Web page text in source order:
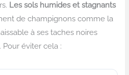
Les sols humides et stagnants
de champignons comme la
à ses taches noires
Pour éviter cela :